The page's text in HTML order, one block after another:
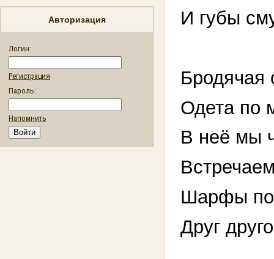
Авторизация
Логин:
Регистрация
Пароль:
Напомнить
И губы
Бродячая
Одета по
В неё мы
Шарфы по
Друг